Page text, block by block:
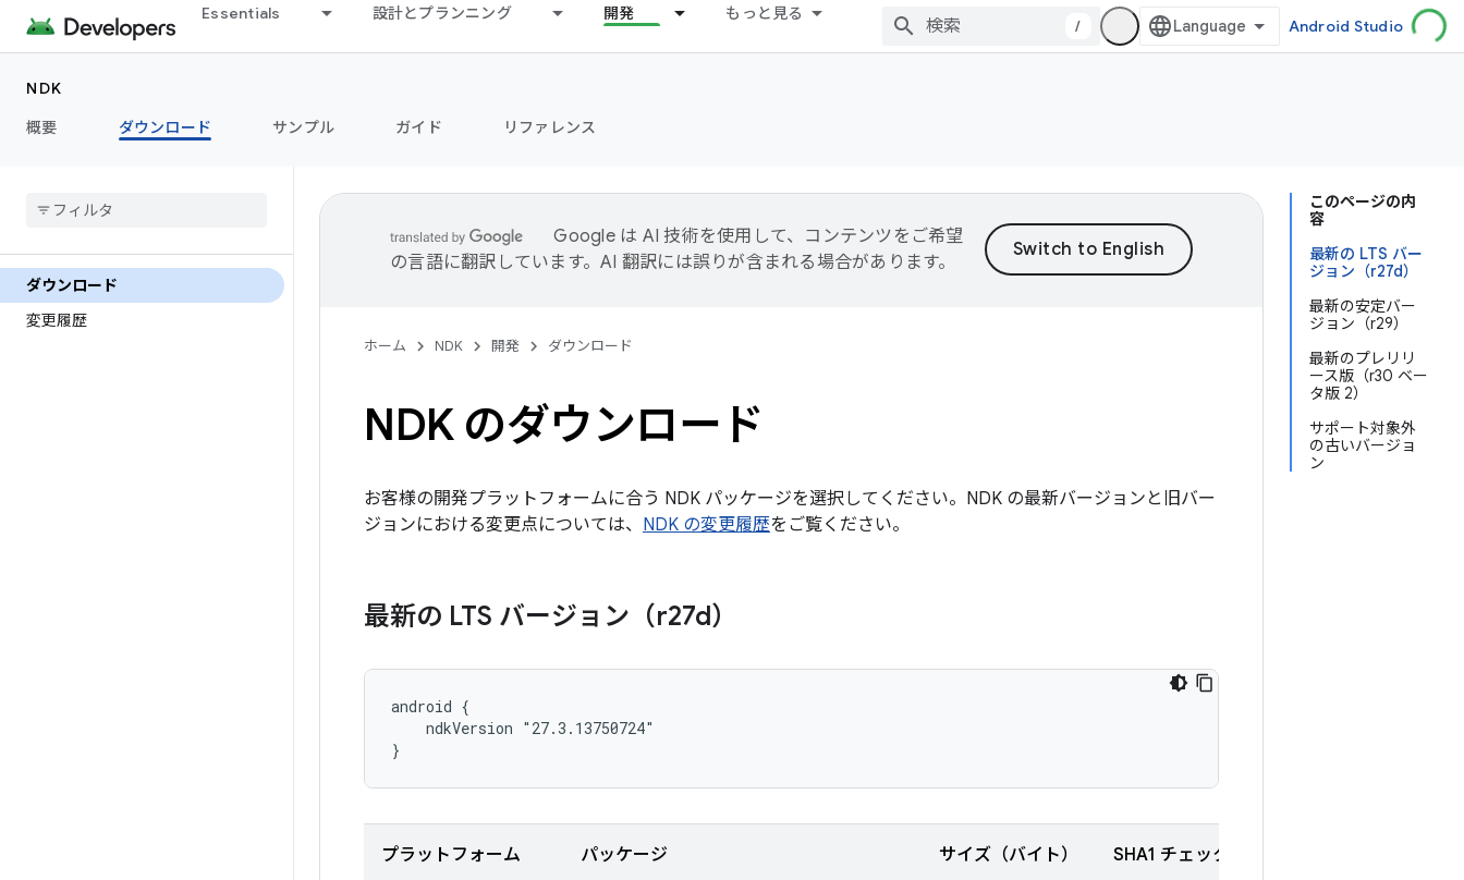
Essentials 設計とプランニング 開発 もっと見る
/ Android Studio
NDK
概要
ダウンロード サンプル ガイド リファレンス
ダウンロード
変更履歴
このページの内
容
最新の LTS バー
ジョン（r27d）
最新の安定バー
ジョン（r29）
最新のプレリリ
ース版（r30 ベー
タ版 2）
サポート対象外
の古いバージョ
ン
Google は AI 技術を使用して、コンテンツをご希望
の言語に翻訳しています。AI 翻訳には誤りが含まれる場合があります。
ホーム NDK 開発 ダウンロード
NDK のダウンロード
お客様の開発プラットフォームに合う NDK パッケージを選択してください。NDK の最新バージョンと旧バー
ジョンにおける変更点については、 NDK の変更履歴をご覧ください。
最新の LTS バージョン（r27d）
android {
    ndkVersion "27.3.13750724"
}
プラットフォーム パッケージ サイズ（バイト） SHA1 チェックサム